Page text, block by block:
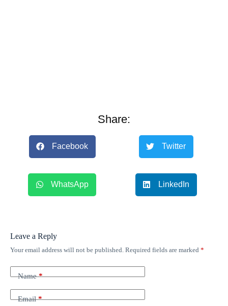
Share:
Facebook Twitter
WhatsApp LinkedIn
Leave a Reply
Your email address will not be published. Required fields are marked *
Name*
Email*